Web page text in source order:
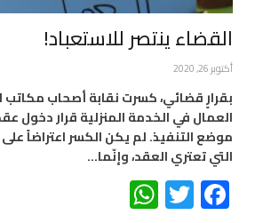
القضاء ينتصر للاستعباد!
أكتوبر 26, 2020
بقرارٍ قضائي، كسرت نقابة أصحاب مكاتب
العمال في الخدمة المنزلية قرار دخول
موضع التنفيذ. لم يكن الكسر اعتراضاً
التي تعتري العقد، وإنّما…
Facebook
Twitter